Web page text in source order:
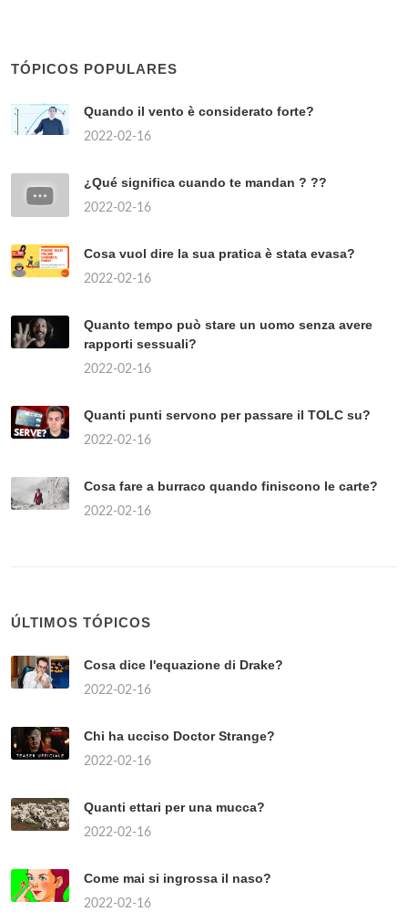
TÓPICOS POPULARES
Quando il vento è considerato forte?
2022-02-16
¿Qué significa cuando te mandan ? ??
2022-02-16
Cosa vuol dire la sua pratica è stata evasa?
2022-02-16
Quanto tempo può stare un uomo senza avere
rapporti sessuali?
2022-02-16
Quanti punti servono per passare il TOLC su?
2022-02-16
Cosa fare a burraco quando finiscono le carte?
2022-02-16
ÚLTIMOS TÓPICOS
Cosa dice l'equazione di Drake?
2022-02-16
Chi ha ucciso Doctor Strange?
2022-02-16
Quanti ettari per una mucca?
2022-02-16
Come mai si ingrossa il naso?
2022-02-16